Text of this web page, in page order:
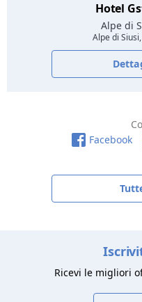
Hotel
Alpe di
Alpe di
Facebook
Ricevi le migliori